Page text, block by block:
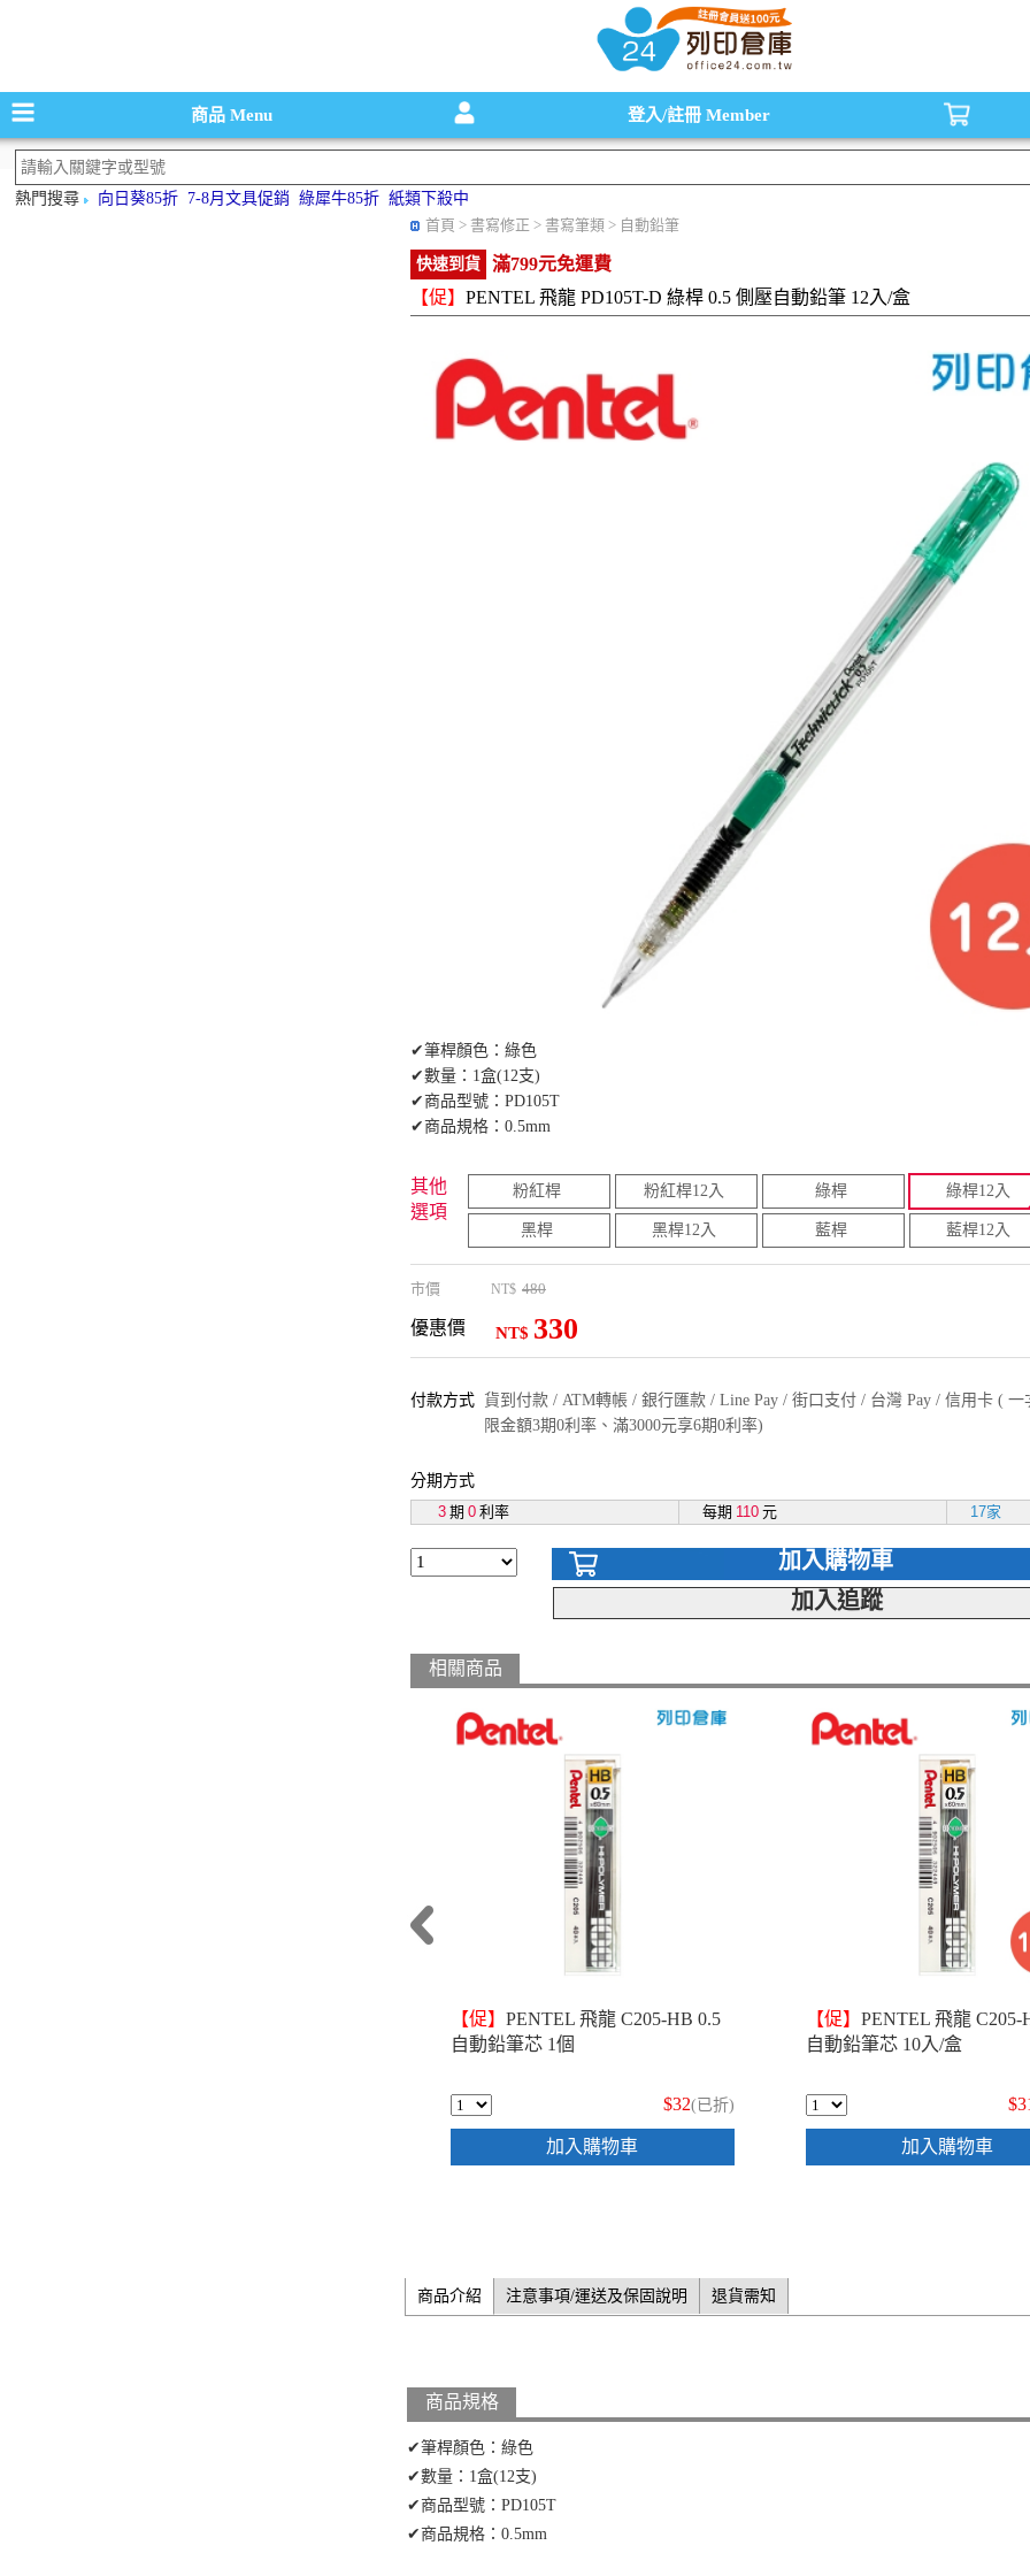
碳粉匣，墨水匣,原廠碳粉匣，副廠碳粉匣，環保碳粉匣,連續供墨印表機-office24列印倉庫線上
商品Menu 登入/註冊 Member
熱門搜尋 向日葵85折 7-8月文具促銷 綠犀牛85折 紙類下殺中
首頁 > 書寫修正 > 書寫筆類 > 自動鉛筆
快速到貨
滿799元免運費
【促】 PENTEL 飛龍 PD105T-D 綠桿 0.5 側壓自動鉛筆 12入/盒
✔筆桿顏色：綠色
✔數量：1盒(12支)
✔商品型號：PD105T
✔商品規格：0.5mm
其他
選項
粉紅桿 粉紅桿12入 綠桿 綠桿12入
黑桿 黑桿12入 藍桿 藍桿12入
市價 NT$ 480
優惠價 NT$ 330
付款方式 貨到付款 / ATM轉帳 / 銀行匯款 / Line Pay / 街口支付 / 台灣 Pay / 信用卡 ( 一
限金額3期0利率、滿3000元享6期0利率)
分期方式
3 期 0 利率 每期 110 元 17家
加入購物車
加入追蹤
相關商品
【促】 PENTEL 飛龍 C205-HB 0.5
自動鉛筆芯 1個
$32(已折)
加入購物車
【促】 PENTEL 飛龍 C205-
自動鉛筆芯 10入/盒
加入購物車
商品介紹 注意事項/運送及保固說明 退貨需知
商品規格
✔筆桿顏色：綠色
✔數量：1盒(12支)
✔商品型號：PD105T
✔商品規格：0.5mm